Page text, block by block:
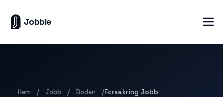
Jobble
Hem / Jobb / Boden /Forsakring Jobb